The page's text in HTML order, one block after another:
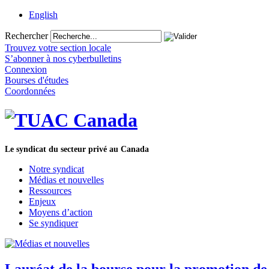
English
Rechercher
Trouvez votre section locale
S’abonner à nos cyberbulletins
Connexion
Bourses d'études
Coordonnées
Le syndicat du secteur privé au Canada
Notre syndicat
Médias et nouvelles
Ressources
Enjeux
Moyens d’action
Se syndiquer